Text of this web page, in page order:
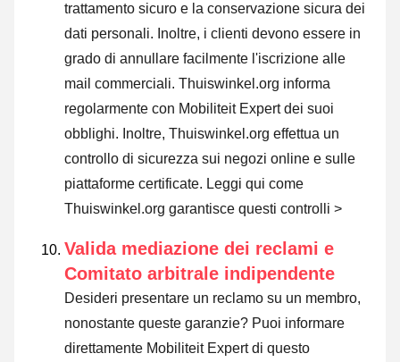
trattamento sicuro e la conservazione sicura dei
dati personali. Inoltre, i clienti devono essere in
grado di annullare facilmente l'iscrizione alle
mail commerciali. Thuiswinkel.org informa
regolarmente con Mobiliteit Expert dei suoi
obblighi. Inoltre, Thuiswinkel.org effettua un
controllo di sicurezza sui negozi online e sulle
piattaforme certificate. Leggi qui come
Thuiswinkel.org garantisce questi controlli >
Valida mediazione dei reclami e
Comitato arbitrale indipendente
Desideri presentare un reclamo su un membro,
nonostante queste garanzie? Puoi informare
direttamente Mobiliteit Expert di questo